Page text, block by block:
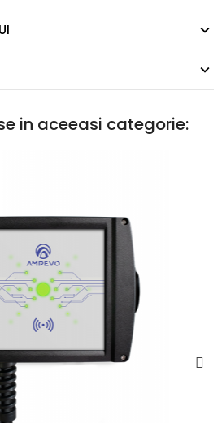
in aceeasi categorie: